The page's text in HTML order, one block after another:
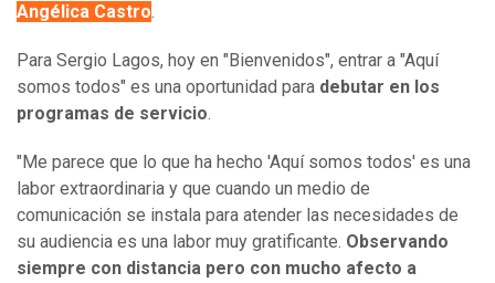
Angélica Castro.
Para Sergio Lagos, hoy en "Bienvenidos", entrar a "Aquí
somos todos" es una oportunidad para debutar en los
programas de servicio.
"Me parece que lo que ha hecho 'Aquí somos todos' es una
labor extraordinaria y que cuando un medio de
comunicación se instala para atender las necesidades de
su audiencia es una labor muy gratificante. Observando
siempre con distancia pero con mucho afecto a